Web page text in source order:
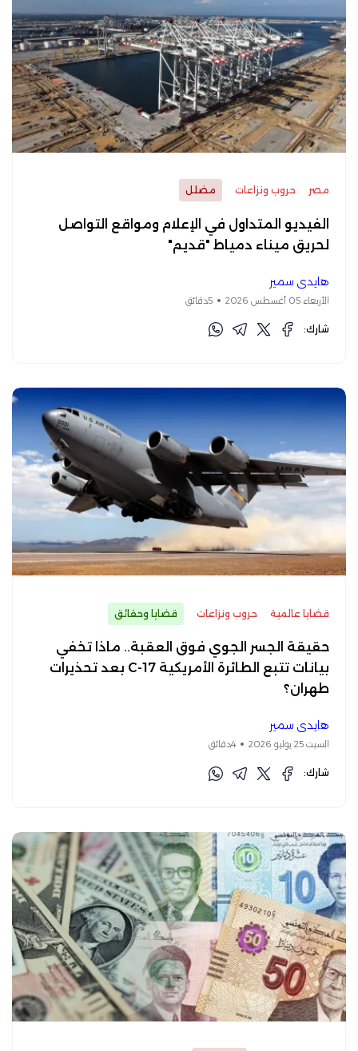
مصر حروب ونزاعات مضلل
الفيديو المتداول في الإعلام ومواقع التواصل
لحريق ميناء دمياط "قديم"
هايدي سمير
الأربعاء 05 أغسطس 2026 5دقائق
شارك:
قضايا عالمية حروب ونزاعات قضايا وحقائق
حقيقة الجسر الجوي فوق العقبة.. ماذا تخفي
بيانات تتبع الطائرة الأمريكية C-17 بعد تحذيرات
طهران؟
هايدي سمير
السبت 25 يوليو 2026 4دقائق
شارك: